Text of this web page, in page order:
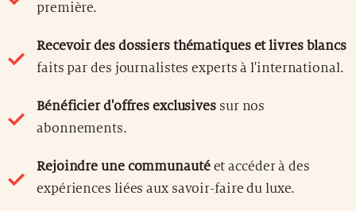
première.
Recevoir des dossiers thématiques et livres blancs
faits par des journalistes experts à l'international.
Bénéficier d'offres exclusives sur nos
abonnements.
Rejoindre une communautéet accéder à des
expériences liées aux savoir-faire du luxe.